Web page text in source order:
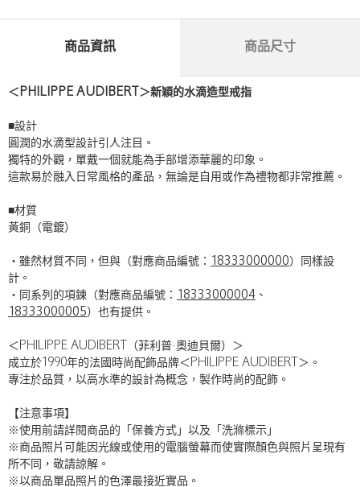
商品資訊 商品尺寸
＜PHILIPPE AUDIBERT＞新穎的水滴造型戒指
■設計
圓潤的水滴型設計引人注目。
獨特的外觀，單戴一個就能為手部增添華麗的印象。
這款易於融入日常風格的產品，無論是自用或作為禮物都非常推薦。
■材質
黃銅（電鍍）
・雖然材質不同，但與（對應商品編號： 18333000000）同樣設
計。
・同系列的項鍊（對應商品編號：
18333000004 、
18333000005）也有提供。
＜PHILIPPE AUDIBERT（菲利普·奧迪貝爾）＞
成立於1990年的法國時尚配飾品牌＜PHILIPPE AUDIBERT＞。
專注於品質，以高水準的設計為概念，製作時尚的配飾。
【注意事項】
※使用前請詳閱商品的「保養方式」以及「洗滌標示」
※商品照片可能因光線或使用的電腦螢幕而使實際顏色與照片呈現有
所不同，敬請諒解。
※以商品單品照片的色澤最接近實品。